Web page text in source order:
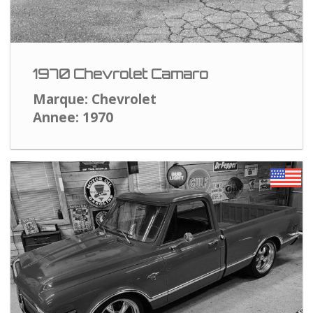
1970 Chevrolet Camaro
Marque: Chevrolet
Annee: 1970